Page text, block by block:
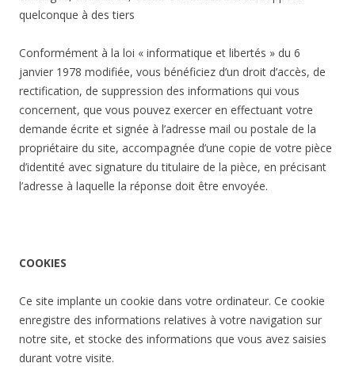
quelconque à des tiers
Conformément à la loi « informatique et libertés » du 6
janvier 1978 modifiée, vous bénéficiez d’un droit d’accès, de
rectification, de suppression des informations qui vous
concernent, que vous pouvez exercer en effectuant votre
demande écrite et signée à l’adresse mail ou postale de la
propriétaire du site, accompagnée d’une copie de votre pièce
d’identité avec signature du titulaire de la pièce, en précisant
l’adresse à laquelle la réponse doit être envoyée.
COOKIES
Ce site implante un cookie dans votre ordinateur. Ce cookie
enregistre des informations relatives à votre navigation sur
notre site, et stocke des informations que vous avez saisies
durant votre visite.